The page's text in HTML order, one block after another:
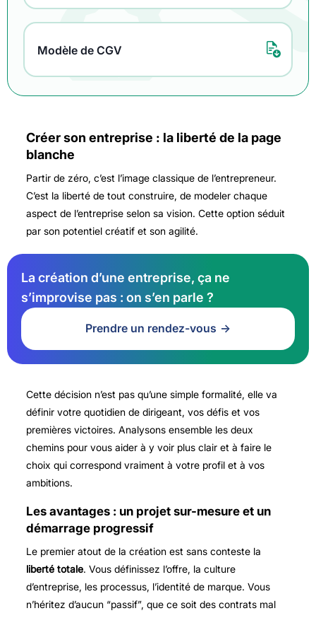
Modèle de CGV
Créer son entreprise : la liberté de la page
blanche
Partir de zéro, c’est l’image classique de l’entrepreneur.
C’est la liberté de tout construire, de modeler chaque
aspect de l’entreprise selon sa vision. Cette option séduit
par son potentiel créatif et son agilité.
La création d’une entreprise, ça ne
s’improvise pas : on s’en parle ?
Prendre un rendez-vous
Cette décision n’est pas qu’une simple formalité, elle va
définir votre quotidien de dirigeant, vos défis et vos
premières victoires. Analysons ensemble les deux
chemins pour vous aider à y voir plus clair et à faire le
choix qui correspond vraiment à votre profil et à vos
ambitions.
Les avantages : un projet sur-mesure et un
démarrage progressif
Le premier atout de la création est sans conteste la
liberté totale. Vous définissez l’offre, la culture
d’entreprise, les processus, l’identité de marque. Vous
n’héritez d’aucun “passif”, que ce soit des contrats mal